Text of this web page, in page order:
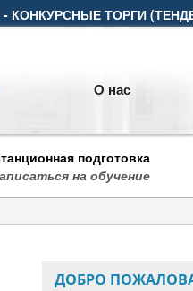
КОНКУРСНЫЕ ТОРГИ
О нас
подготовка
на обучение
ДОБРО